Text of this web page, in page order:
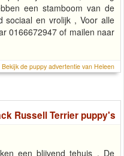
een stamboom van de
sociaal en vrolijk , Voor alle
0166672947 of mailen naar
Bekijk de puppy advertentie van Heleen
Russell Terrier puppy's
een blijvend tehuis , De